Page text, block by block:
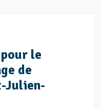
le
de
Julien-